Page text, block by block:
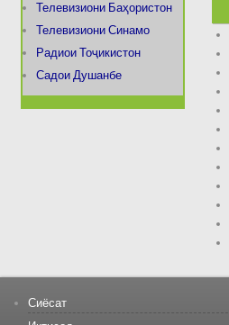
Телевизиони Баҳористон
Телевизиони Синамо
Радиои Тоҷикистон
Садои Душанбе
Сиёсат